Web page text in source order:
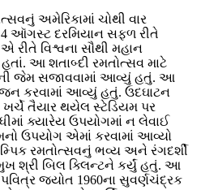
અમેરિકામાં ચોથી વાર
ઑગસ્ટ દરમિયાન સફળ રીતે
વિશ્વના સૌથી મહાન
હતાં. આ શતાબ્દી રમતોત્સવ માટે
જેમ સજાવવામાં આવ્યું હતું. આ
કરવામાં આવ્યું હતું. ઉદઘાટન
તૈયાર થયેલ સ્ટેડિયમ પર
ક્યારેય ઉપયોગમાં ન લેવાઈ
ઉપયોગ એમાં કરવામાં આવ્યો
રમતોત્સવનું ભવ્ય અને રંગદર્શી
શ્રી બિલ ક્લિન્ટને કર્યું હતું. આ
જ્યોત 1960ના સુવર્ણચંદ્રક